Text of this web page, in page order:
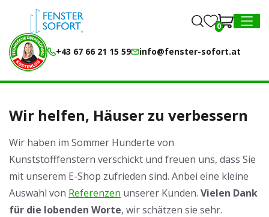
MENU
+43 67 66 21 15 59 info@fenster-sofort.at
0
Wir helfen, Häuser zu verbessern
Wir haben im Sommer Hunderte von
Kunststofffenstern verschickt und freuen uns, dass Sie
mit unserem E-Shop zufrieden sind. Anbei eine kleine
Auswahl von Referenzen unserer Kunden. Vielen Dank
für die lobenden Worte, wir schätzen sie sehr.